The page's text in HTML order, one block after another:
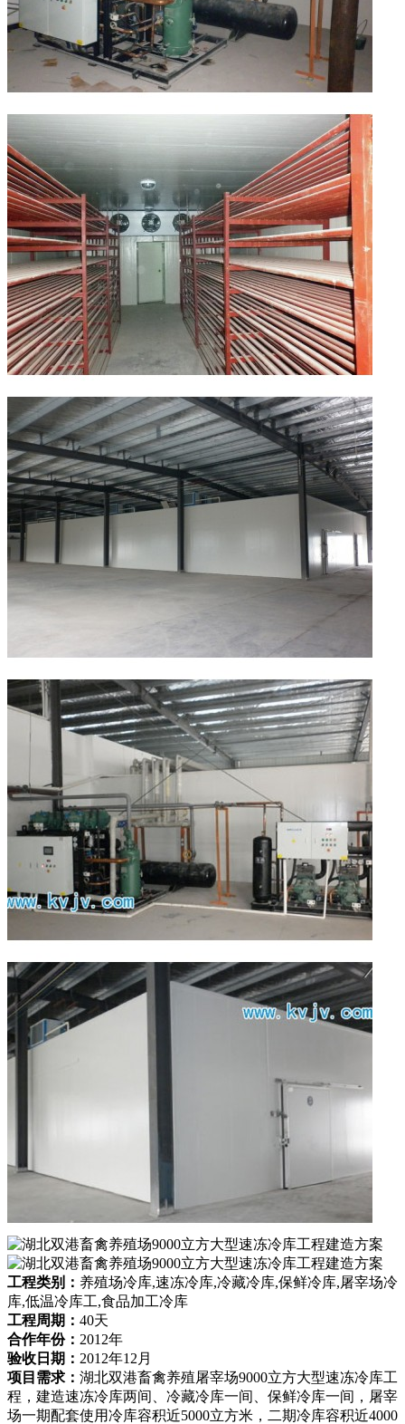
工程类别： 养殖场冷库,速冻冷库,冷藏冷库,保鲜冷库,屠宰场冷
库,低温冷库工,食品加工冷库
工程周期： 40天
合作年份： 2012年
验收日期： 2012年12月
项目需求： 湖北双港畜禽养殖屠宰场9000立方大型速冻冷库工
程，建造速冻冷库两间、冷藏冷库一间、保鲜冷库一间，屠宰
场一期配套使用冷库容积近5000立方米，二期冷库容积近4000